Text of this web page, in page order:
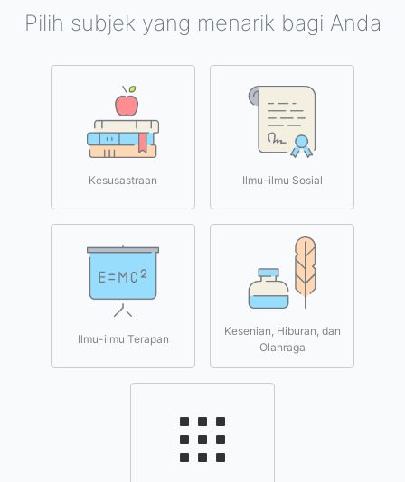
Pilih subjek yang menarik bagi Anda
Kesusastraan Ilmu-ilmu Sosial
Ilmu-ilmu Terapan
Kesenian, Hiburan, dan
Olahraga